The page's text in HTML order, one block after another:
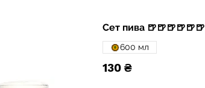
Сет пива 🍺🍺🍺🍺🍺🍺
130 ₴
600 мл